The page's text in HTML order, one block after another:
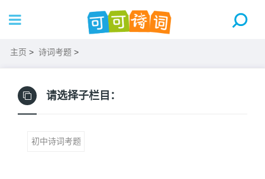
主页 > 诗词考题 >
请选择子栏目：
初中诗词考题